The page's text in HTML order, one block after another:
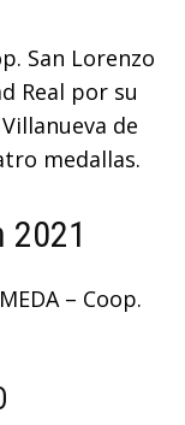
San Lorenzo
Real por su
de
medallas.
2021
– Coop.